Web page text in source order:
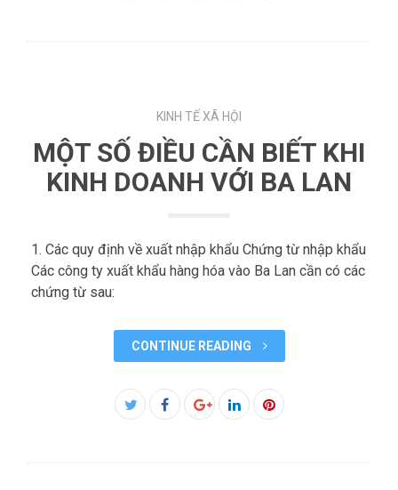
KINH TẾ XÃ HỘI
MỘT SỐ ĐIỀU CẦN BIẾT KHI
KINH DOANH VỚI BA LAN
1. Các quy định về xuất nhập khẩu Chứng từ nhập khẩu
Các công ty xuất khẩu hàng hóa vào Ba Lan cần có các
chứng từ sau:
CONTINUE READING
Facebook